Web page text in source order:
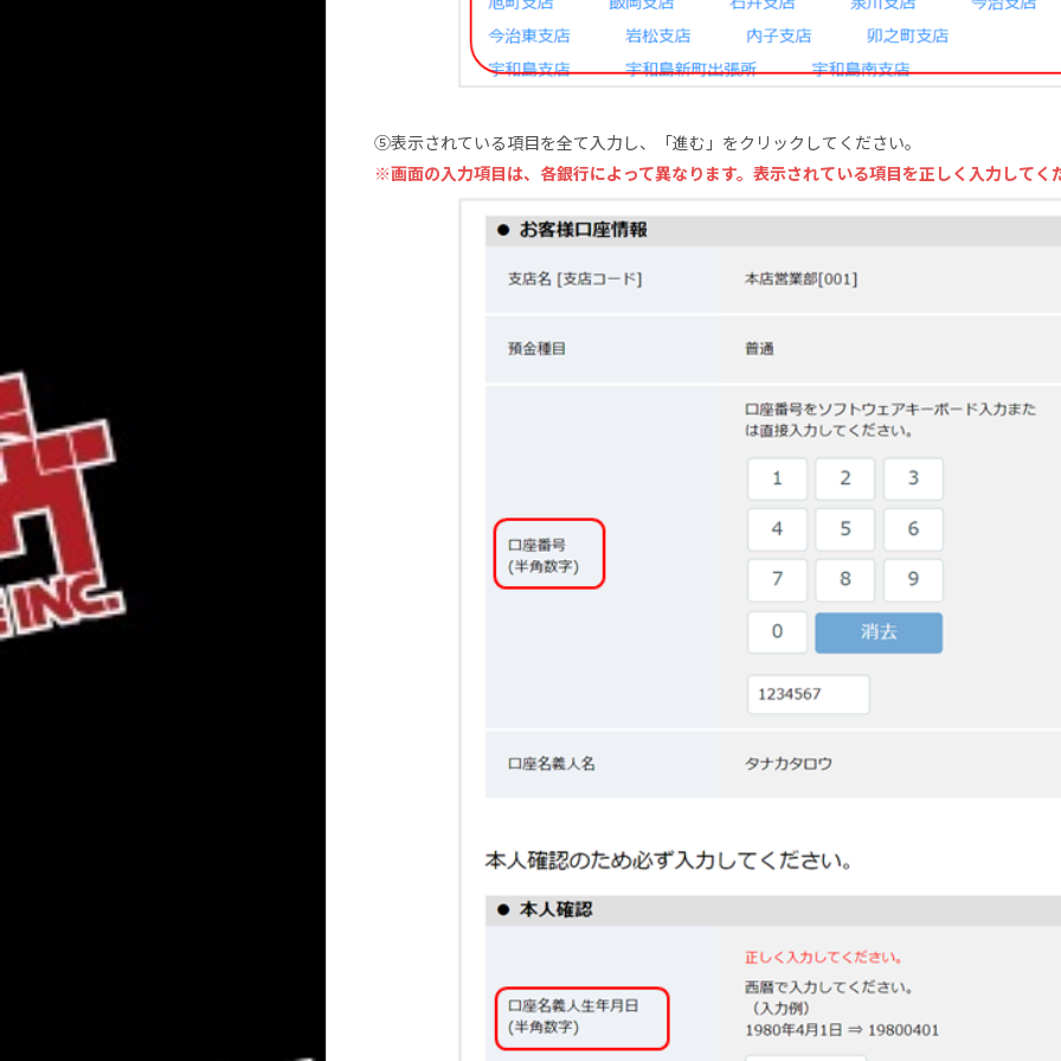
⑤表示されている項目を全て入力し、「進む」をクリックしてください。
※画面の入力項目は、各銀行によって異なります。表示されている項目を正しく入力してく